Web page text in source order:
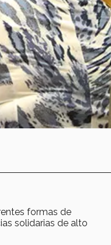
formas de
solidarias de alto